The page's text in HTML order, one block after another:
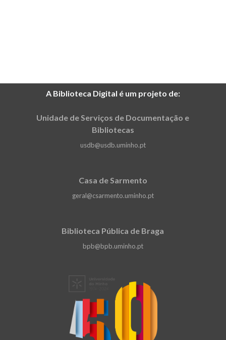
A Biblioteca Digital é um projeto de:
Unidade de Serviços de Documentação e
Bibliotecas
usdb@usdb.uminho.pt
Casa de Sarmento
geral@csarmento.uminho.pt
Biblioteca Pública de Braga
bpb@bpb.uminho.pt